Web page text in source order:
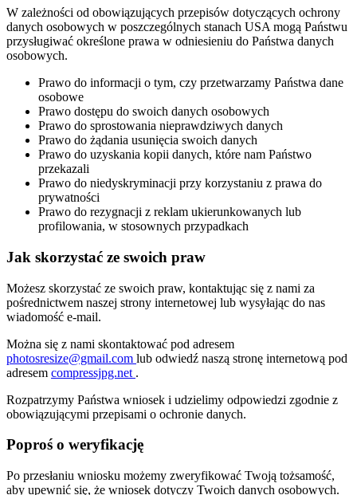
W zależności od obowiązujących przepisów dotyczących ochrony
danych osobowych w poszczególnych stanach USA mogą Państwu
przysługiwać określone prawa w odniesieniu do Państwa danych
osobowych.
Prawo do informacji o tym, czy przetwarzamy Państwa dane
osobowe
Prawo dostępu do swoich danych osobowych
Prawo do sprostowania nieprawdziwych danych
Prawo do żądania usunięcia swoich danych
Prawo do uzyskania kopii danych, które nam Państwo
przekazali
Prawo do niedyskryminacji przy korzystaniu z prawa do
prywatności
Prawo do rezygnacji z reklam ukierunkowanych lub
profilowania, w stosownych przypadkach
Jak skorzystać ze swoich praw
Możesz skorzystać ze swoich praw, kontaktując się z nami za
pośrednictwem naszej strony internetowej lub wysyłając do nas
wiadomość e-mail.
Można się z nami skontaktować pod adresem
photosresize@gmail.com lub odwiedź naszą stronę internetową pod
adresem compressjpg.net .
Rozpatrzymy Państwa wniosek i udzielimy odpowiedzi zgodnie z
obowiązującymi przepisami o ochronie danych.
Poproś o weryfikację
Po przesłaniu wniosku możemy zweryfikować Twoją tożsamość,
aby upewnić się, że wniosek dotyczy Twoich danych osobowych.